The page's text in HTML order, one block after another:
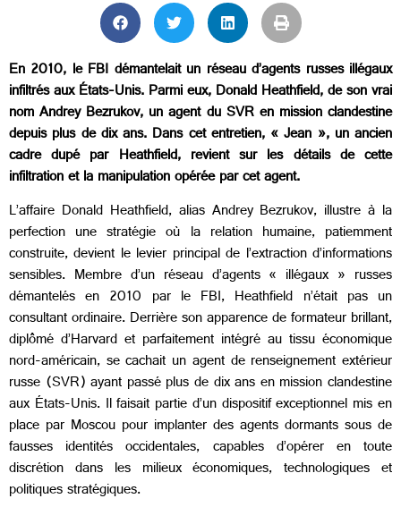
En 2010, le FBI démantelait un réseau d’agents russes illégaux
infiltrés aux États-Unis. Parmi eux, Donald Heathfield, de son vrai
nom Andrey Bezrukov, un agent du SVR en mission clandestine
depuis plus de dix ans. Dans cet entretien, « Jean », un ancien
cadre dupé par Heathfield, revient sur les détails de cette
infiltration et la manipulation opérée par cet agent.
L’affaire Donald Heathfield, alias Andrey Bezrukov, illustre à la
perfection une stratégie où la relation humaine, patiemment
construite, devient le levier principal de l’extraction d’informations
sensibles. Membre d’un réseau d’agents « illégaux » russes
démantelés en 2010 par le FBI, Heathfield n’était pas un
consultant ordinaire. Derrière son apparence de formateur brillant,
diplômé d’Harvard et parfaitement intégré au tissu économique
nord-américain, se cachait un agent de renseignement extérieur
russe (SVR) ayant passé plus de dix ans en mission clandestine
aux États-Unis. Il faisait partie d’un dispositif exceptionnel mis en
place par Moscou pour implanter des agents dormants sous de
fausses identités occidentales, capables d’opérer en toute
discrétion dans les milieux économiques, technologiques et
politiques stratégiques.